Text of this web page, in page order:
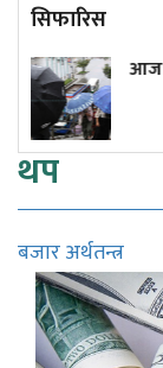
सिफारिस
स्थानमा भारी
थप
बजार अर्थतन्त्र